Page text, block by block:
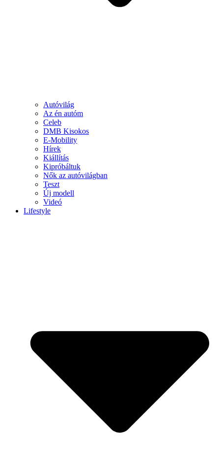
Autóvilág
Az én autóm
Celeb
DMB Kisokos
E-Mobility
Hírek
Kiállítás
Kipróbáltuk
Nők az autóvilágban
Teszt
Új modell
Videó
Lifestyle